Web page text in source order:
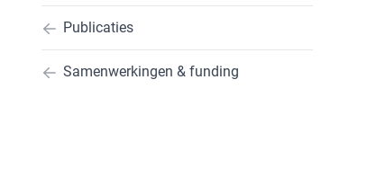
Publicaties
Samenwerkingen & funding